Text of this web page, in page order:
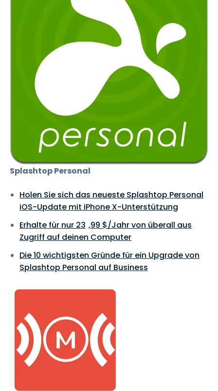
Splashtop Personal
Holen Sie sich das neueste Splashtop Personal
iOS-Update mit iPhone X-Unterstützung
Erhalte für nur 23 ,99 $/Jahr von überall aus
Zugriff auf deinen Computer
Die 10 wichtigsten Gründe für ein Upgrade von
Splashtop Personal auf Business